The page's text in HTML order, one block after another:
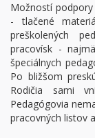
Možností
- tlačené
preškolených
pracovísk -
špeciálnych
Po bližšom
Rodičia sami
Pedagógovia
pracovných listov